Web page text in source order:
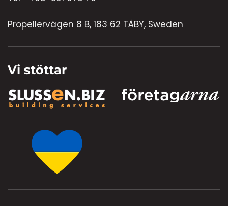
Propellervägen 8 B, 183 62 TÄBY, Sweden
Vi stöttar